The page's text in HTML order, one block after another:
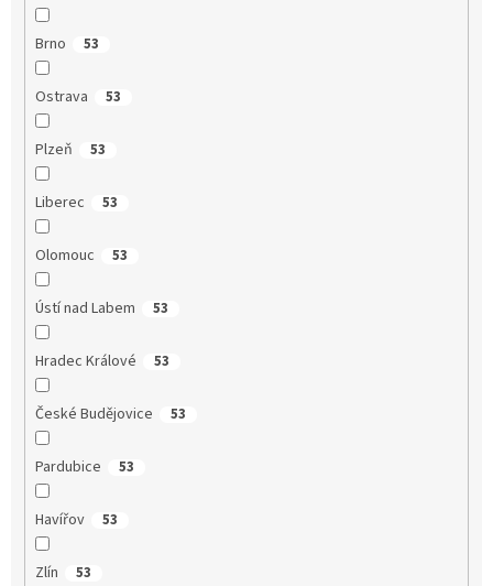
Brno 53
Ostrava 53
Plzeň 53
Liberec 53
Olomouc 53
Ústí nad Labem 53
Hradec Králové 53
České Budějovice 53
Pardubice 53
Havířov 53
Zlín 53